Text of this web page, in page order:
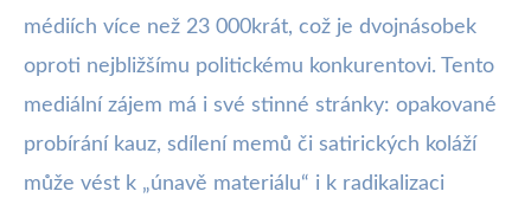
médiích více než 23 000krát, což je dvojnásobek
oproti nejbližšímu politickému konkurentovi. Tento
mediální zájem má i své stinné stránky: opakované
probírání kauz, sdílení memů či satirických koláží
může vést k „únavě materiálu“ i k radikalizaci